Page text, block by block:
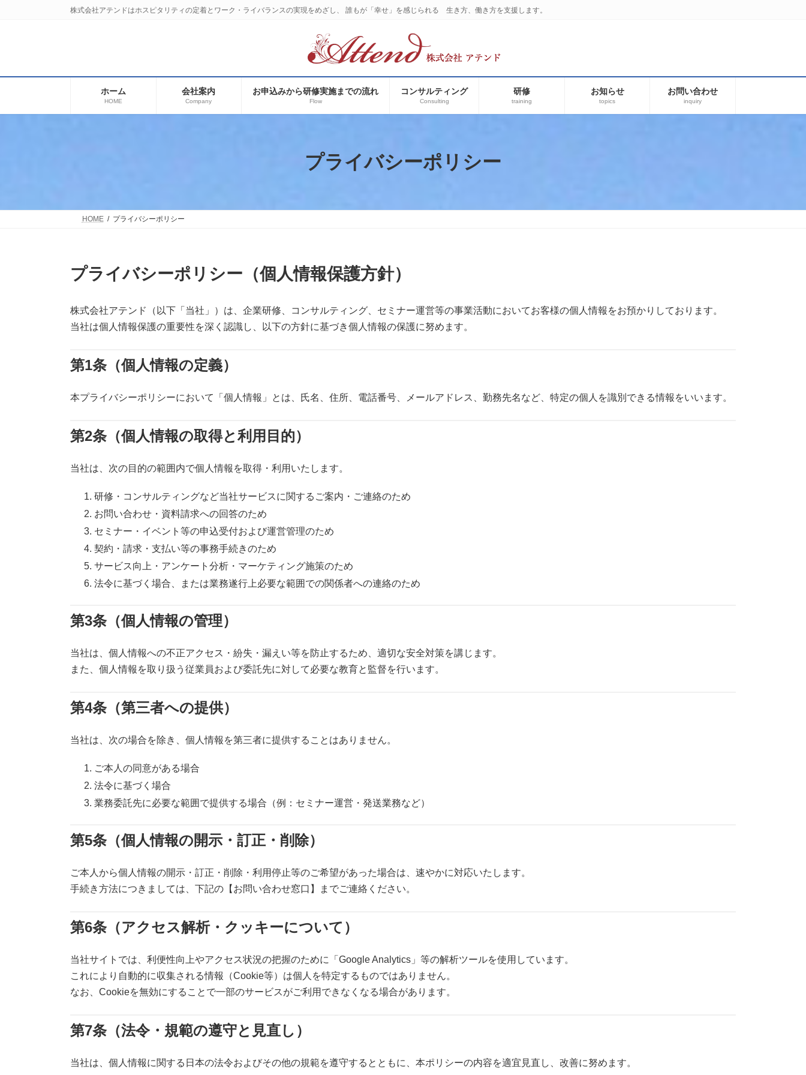
ス
ン
株式会社アテンドはホスピタリティの定着とワーク・ライバランスの実現をめざし、 誰もが「幸せ」を感じられる 生き方、働き方を支援します。
ホーム
HOME
会社案内
Company
お申込みから研修実施までの流れ
Flow
コンサルティング
Consulting
研修
training
お知らせ
topics
お問い合わせ
inquiry
プライバシーポリシー
HOME プライバシーポリシー
プライバシーポリシー（個人情報保護方針）
株式会社アテンド（以下「当社」）は、企業研修、コンサルティング、セミナー運営等の事業活動においてお客様の個人情報をお預かりしております。
当社は個人情報保護の重要性を深く認識し、以下の方針に基づき個人情報の保護に努めます。
第1条（個人情報の定義）
本プライバシーポリシーにおいて「個人情報」とは、氏名、住所、電話番号、メールアドレス、勤務先名など、特定の個人を識別できる情報をいいます。
第2条（個人情報の取得と利用目的）
当社は、次の目的の範囲内で個人情報を取得・利用いたします。
研修・コンサルティングなど当社サービスに関するご案内・ご連絡のため
お問い合わせ・資料請求への回答のため
セミナー・イベント等の申込受付および運営管理のため
契約・請求・支払い等の事務手続きのため
サービス向上・アンケート分析・マーケティング施策のため
法令に基づく場合、または業務遂行上必要な範囲での関係者への連絡のため
第3条（個人情報の管理）
当社は、個人情報への不正アクセス・紛失・漏えい等を防止するため、適切な安全対策を講じます。
また、個人情報を取り扱う従業員および委託先に対して必要な教育と監督を行います。
第4条（第三者への提供）
当社は、次の場合を除き、個人情報を第三者に提供することはありません。
ご本人の同意がある場合
法令に基づく場合
業務委託先に必要な範囲で提供する場合（例：セミナー運営・発送業務など）
第5条（個人情報の開示・訂正・削除）
ご本人から個人情報の開示・訂正・削除・利用停止等のご希望があった場合は、速やかに対応いたします。
手続き方法につきましては、下記の【お問い合わせ窓口】までご連絡ください。
第6条（アクセス解析・クッキーについて）
当社サイトでは、利便性向上やアクセス状況の把握のために「Google Analytics」等の解析ツールを使用しています。
これにより自動的に収集される情報（Cookie等）は個人を特定するものではありません。
なお、Cookieを無効にすることで一部のサービスがご利用できなくなる場合があります。
第7条（法令・規範の遵守と見直し）
当社は、個人情報に関する日本の法令およびその他の規範を遵守するとともに、本ポリシーの内容を適宜見直し、改善に努めます。